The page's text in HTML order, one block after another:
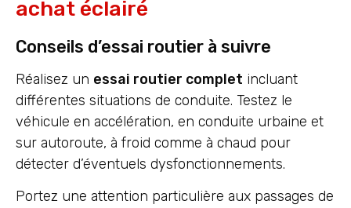
achat éclairé
Conseils d’essai routier à suivre
Réalisez un essai routier complet incluant
différentes situations de conduite. Testez le
véhicule en accélération, en conduite urbaine et
sur autoroute, à froid comme à chaud pour
détecter d’éventuels dysfonctionnements.
Portez une attention particulière aux passages de